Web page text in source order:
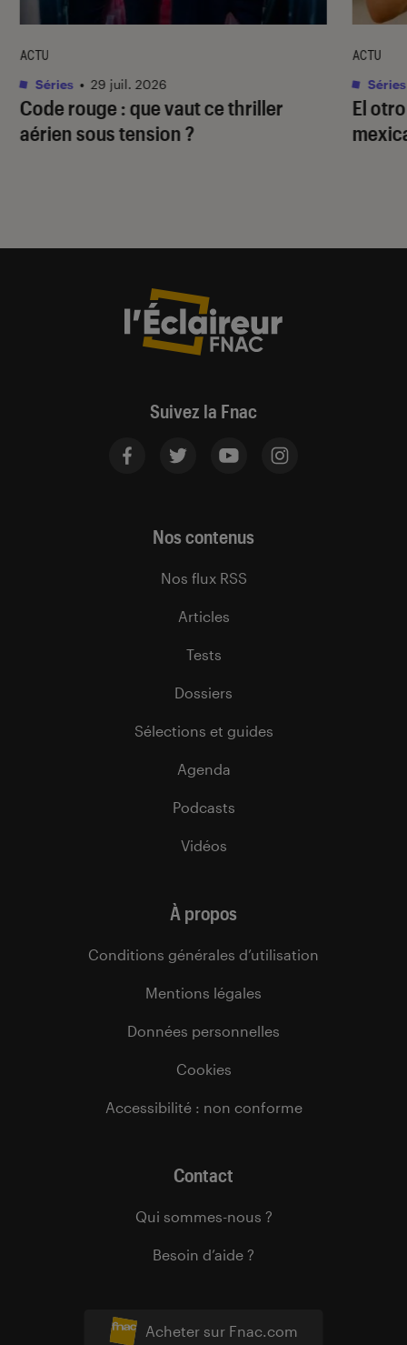
Code rouge: que vaut ce thriller
aérien sous tension ?
ACTU
Séries • 29 juil. 2026
El
ACTU
Séries
Suivez la Fnac
Acheter sur Fnac.com
Nos contenus
Nos flux RSS
Articles
Tests
Dossiers
Sélections et guides
Agenda
Podcasts
Vidéos
À propos
Conditions générales d’utilisation
Mentions légales
Données personnelles
Cookies
Accessibilité : non conforme
Contact
Qui sommes-nous ?
Besoin d’aide ?